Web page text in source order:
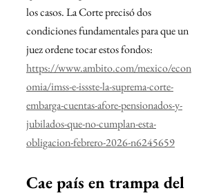
los casos. La Corte precisó dos
condiciones fundamentales para que un
juez ordene tocar estos fondos:
https://www.ambito.com/mexico/econ
omia/imss-e-issste-la-suprema-corte-
embarga-cuentas-afore-pensionados-y-
jubilados-que-no-cumplan-esta-
obligacion-febrero-2026-n6245659
Cae país en trampa del